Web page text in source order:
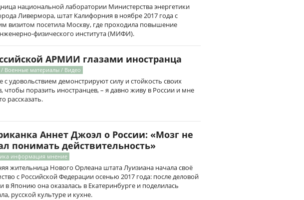
национальной лаборатории Министерства энергетики
Ливермора, штат Калифорния в ноябре 2017 года с
визитом посетила Москву, где проходила повышение
физического института (МИФИ).
АРМИИ глазами иностранца
Военные материалы / Видео
с удовольствием демонстрируют силу и стойкость своих
чтобы поразить иностранцев, – я давно живу в России и мне
рассказать.
Аннет Джоэл о России: «Мозг не
понимать действительность»
информация мнение
жительница Нового Орлеана штата Луизиана начала своё
с Российской Федерации осенью 2017 года: после деловой
в Японию она оказалась в Екатеринбурге и поделилась
русской культуре и кухне.